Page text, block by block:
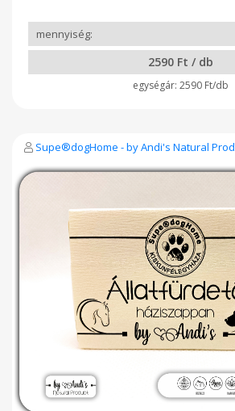
nyújt a kiszáradt ajkaknak, az SPF10
Utazáshoz, kabátzsebbe, táskába
gyerekeknek és a család minden
környezetbarát unisex ajakápoló.2590 Ft / db
2590 Ft/db
Supe®dogHome - by Andi's Natural